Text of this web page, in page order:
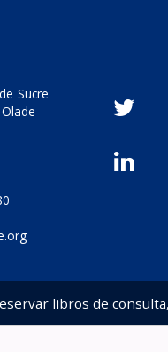
Sucre
–
libros de